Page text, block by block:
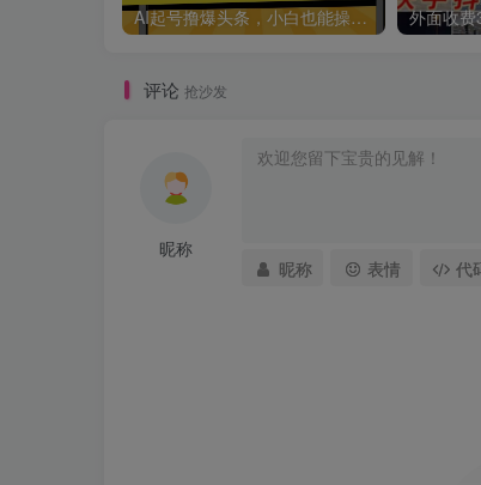
AI起号撸爆头条，小白也能操作，日入2000+
评论 抢沙发
昵称
昵称 表情 代